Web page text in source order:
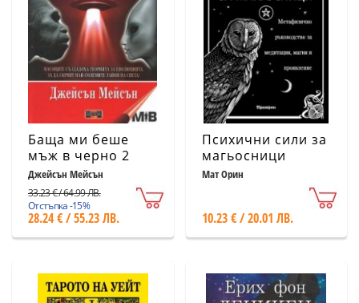
Баща ми беше
мъж в черно 2
Джейсън Мейсън
33.23 € / 64.99 ЛВ.
Отстъпка -15%
28.24 € / 55.23 ЛВ.
Психични сили за
магьосници
Мат Орин
10.23 € / 20.01 ЛВ.